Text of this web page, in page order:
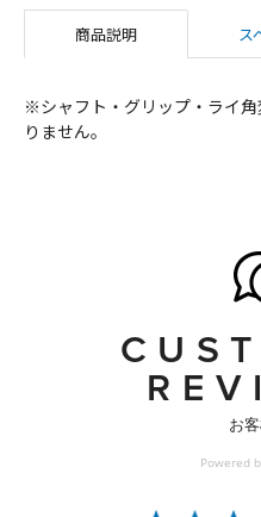
商品説明 ス
※シャフト・グリップ・ライ
りません。
お